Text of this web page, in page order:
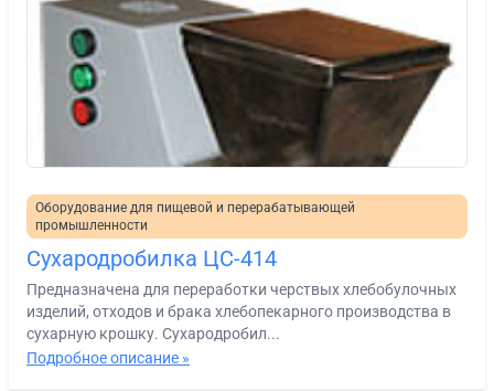
Оборудование для пищевой и перерабатывающей
промышленности
Сухародробилка ЦС-414
Предназначена для переработки черствых хлебобулочных
изделий, отходов и брака хлебопекарного производства в
сухарную крошку. Сухародробил...
Подробное описание »